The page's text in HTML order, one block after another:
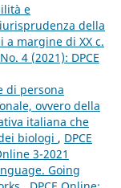
e
della
a margine di XX c.
4 (2021): DPCE
di persona
ovvero della
italiana che
biologi , DPCE
3-2021
Going